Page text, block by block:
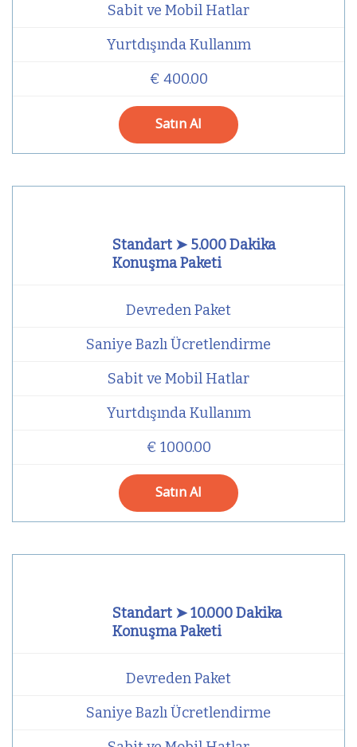
Sabit ve Mobil Hatlar
Yurtdışında Kullanım
€ 400.00
Satın Al
Standart ➤ 5.000 Dakika
Konuşma Paketi
Devreden Paket
Saniye Bazlı Ücretlendirme
Sabit ve Mobil Hatlar
Yurtdışında Kullanım
€ 1000.00
Satın Al
Standart ➤ 10.000 Dakika
Konuşma Paketi
Devreden Paket
Saniye Bazlı Ücretlendirme